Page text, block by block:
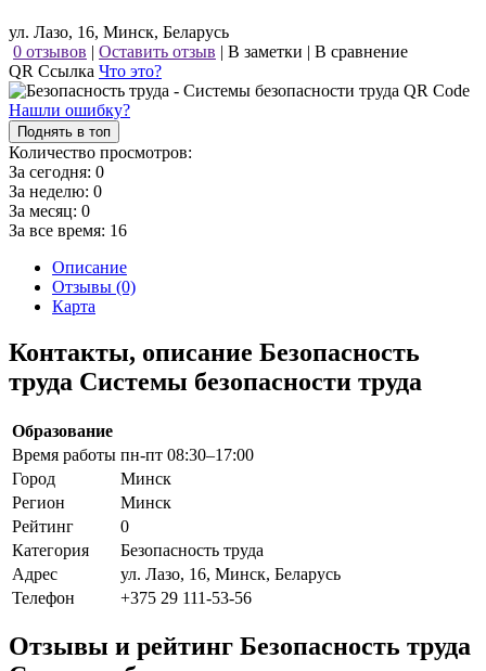
ул. Лазо, 16, Минск, Беларусь
0 отзывов | Оставить отзыв | В заметки | В сравнение
QR Ссылка Что это?
Нашли ошибку?
Поднять в топ
Количество просмотров:
За сегодня: 0
За неделю: 0
За месяц: 0
За все время: 16
Описание
Отзывы (0)
Карта
Контакты, описание Безопасность
труда Системы безопасности труда
Образование
Время работы пн-пт 08:30–17:00
Город
Минск
Регион
Минск
Рейтинг
0
Категория
Безопасность труда
Адрес
ул. Лазо, 16, Минск, Беларусь
Телефон
+375 29 111-53-56
Отзывы и рейтинг Безопасность труда